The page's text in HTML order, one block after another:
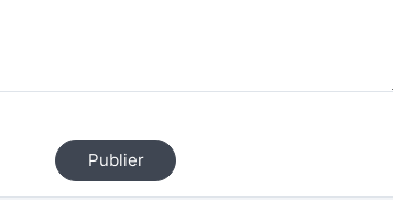
Publier